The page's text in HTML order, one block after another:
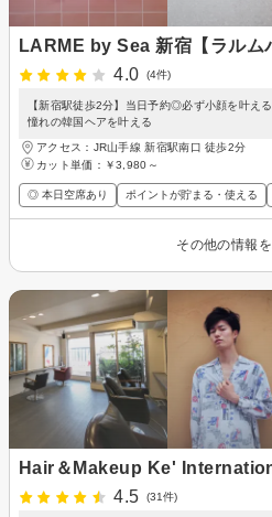
LARME by Sea 新宿【ラルム
4.0
(4件)
【新宿駅徒歩2分】当日予約◎必ず小顔を叶え
憧れの韓国ヘアを叶える
アクセス：JR山手線 新宿駅南口 徒歩2分
カット単価： ￥3,980～
◎ 本日空席あり ポイントが貯まる・使える
その他の情報
Hair＆Makeup Ke'
4.5
(31件)